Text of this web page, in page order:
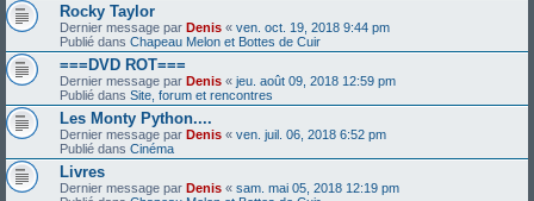
Rocky Taylor
Dernier message par Denis « ven. oct. 19, 2018 9:44 pm
Publié dans Chapeau Melon et Bottes de Cuir
===DVD ROT===
Dernier message par Denis « jeu. août 09, 2018 12:59 pm
Publié dans Site, forum et rencontres
Les Monty Python....
Dernier message par Denis « ven. juil. 06, 2018 6:52 pm
Publié dans Cinéma
Livres
Dernier message par Denis « sam. mai 05, 2018 12:19 pm